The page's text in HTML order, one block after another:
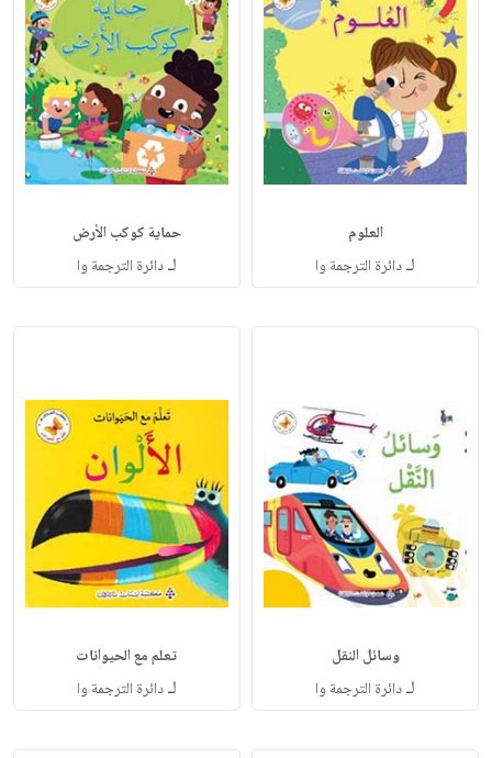
العلوم
لـدائرة الترجمة وا
حماية كوكب الأرض
لـدائرة الترجمة وا
وسائل النقل
لـدائرة الترجمة وا
تعلم مع الحيوانات
لـدائرة الترجمة وا